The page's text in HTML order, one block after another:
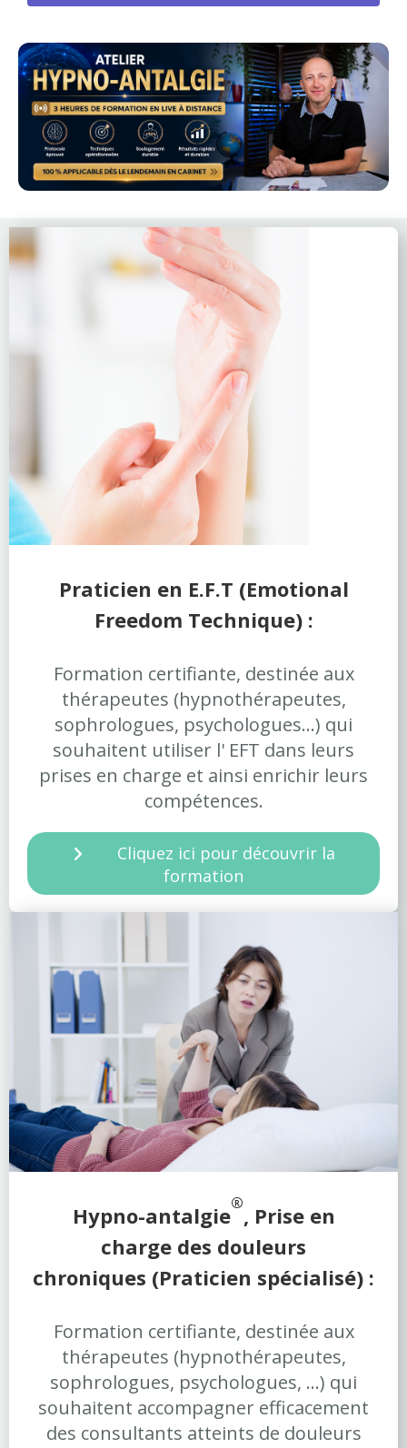
Praticien en E.F.T (Emotional
Freedom Technique) :
Formation certifiante, destinée aux
thérapeutes (hypnothérapeutes,
sophrologues, psychologues...) qui
souhaitent utiliser l' EFT dans leurs
prises en charge et ainsi enrichir leurs
compétences.
Cliquez ici pour découvrir la
formation
Hypno-antalgie®, Prise en
charge des douleurs
chroniques (Praticien spécialisé) :
Formation certifiante, destinée aux
thérapeutes (hypnothérapeutes,
sophrologues, psychologues, ...) qui
souhaitent accompagner efficacement
des consultants atteints de douleurs